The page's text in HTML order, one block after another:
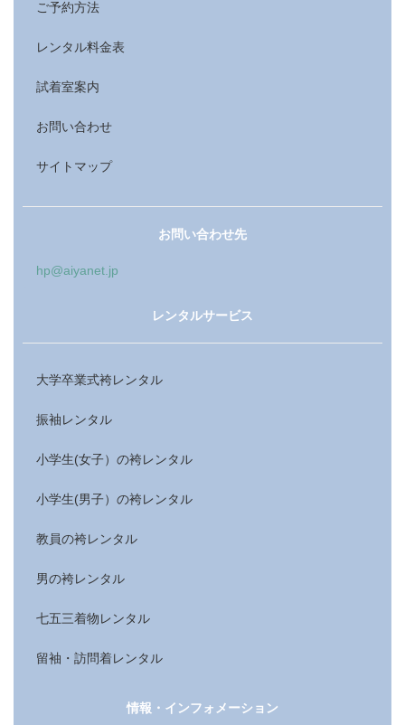
ご予約方法
レンタル料金表
試着室案内
お問い合わせ
サイトマップ
お問い合わせ先
hp@aiyanet.jp
レンタルサービス
大学卒業式袴レンタル
振袖レンタル
小学生(女子）の袴レンタル
小学生(男子）の袴レンタル
教員の袴レンタル
男の袴レンタル
七五三着物レンタル
留袖・訪問着レンタル
情報・インフォメーション